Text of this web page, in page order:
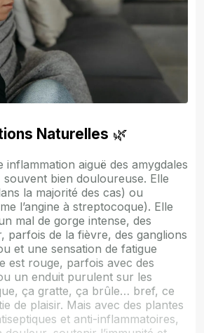
Naturelles 🌿
inflammation aiguë des amygdales
bien douloureuse. Elle
la majorité des cas) ou
l’angine à streptocoque). Elle
mal de gorge intense, des
parfois de la fièvre, des ganglions
et une sensation de fatigue
est rouge, parfois avec des
un enduit purulent sur les
ça gratte, ça brûle… bref, ce
de plaisir. Mais avec des plantes
et anti-inflammatoires,